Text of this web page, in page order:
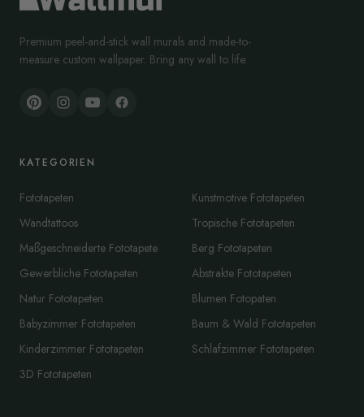
Premium peel-and-stick wall murals and made-to-
measure custom wallpaper. Bring any wall to life.
KATEGORIEN
Fototapeten
Wandtattoos
Maßgeschneiderte Fototapete
Gewerbliche Fototapeten
Natur Fototapeten
Babyzimmer Fototapeten
Kinderzimmer Fototapeten
3D Fototapeten
Kunstmotive Fototapeten
Tropische Fototapeten
Berg Fototapeten
Abstrakte Fototapeten
Blumen Fotopaten
Baum & Wald Fototapeten
Schlafzimmer Fototapeten